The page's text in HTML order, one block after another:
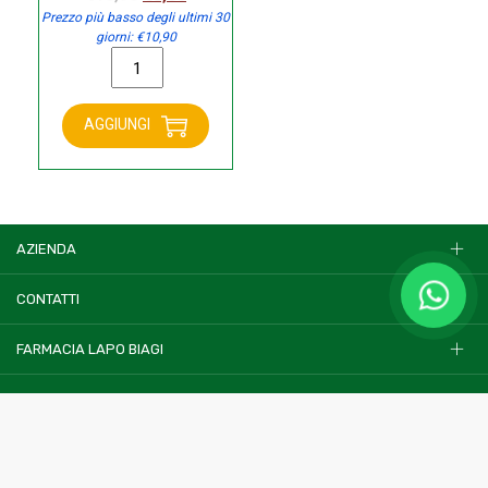
prezzo
originale
prezzo
Prezzo più basso degli ultimi 30
giorni: €10,90
bimbi
30
ml
AGGIUNGI
AZIENDA
CONTATTI
FARMACIA LAPO BIAGI